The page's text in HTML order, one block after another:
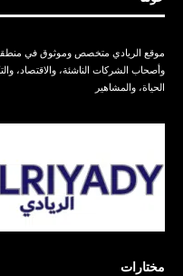
موقع الريادي متخصص وموثوق في منطقة
وأصحاب الشركات الناشئة، والاقتصاد،
الحياة، والمشاهير
مختارات